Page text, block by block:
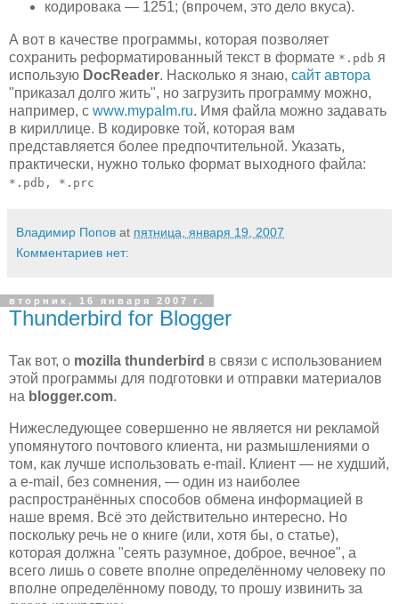
кодировака — 1251; (впрочем, это дело вкуса).
А вот в качестве программы, которая позволяет
сохранить реформатированный текст в формате *.pdb я
использую DocReader. Насколько я знаю, сайт автора
"приказал долго жить", но загрузить программу можно,
например, с www.mypalm.ru. Имя файла можно задавать
в кириллице. В кодировке той, которая вам
представляется более предпочтительной. Указать,
практически, нужно только формат выходного файла:
*.pdb, *.prc
Владимир Попов at пятница, января 19, 2007
Комментариев нет:
вторник, 16 января 2007 г.
Thunderbird for Blogger
Так вот, о mozilla thunderbird в связи с использованием
этой программы для подготовки и отправки материалов
на blogger.com.
Нижеследующее совершенно не является ни рекламой
упомянутого почтового клиента, ни размышлениями о
том, как лучше использовать e-mail. Клиент — не худший,
а e-mail, без сомнения, — один из наиболее
распространённых способов обмена информацией в
наше время. Всё это действительно интересно. Но
поскольку речь не о книге (или, хотя бы, о статье),
которая должна "сеять разумное, доброе, вечное", а
всего лишь о совете вполне определённому человеку по
вполне определённому поводу, то прошу извинить за